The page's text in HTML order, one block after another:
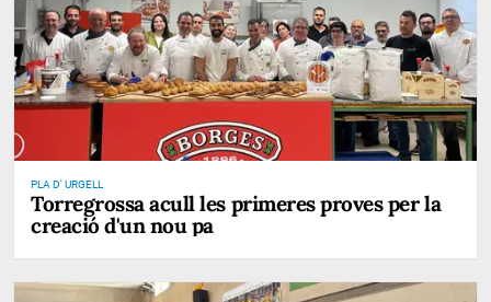
PLA D' URGELL
Torregrossa acull les primeres proves per la
creació d'un nou pa